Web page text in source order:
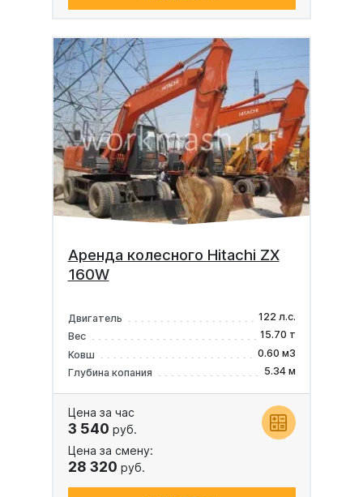
Аренда колесного Hitachi ZX
160W
Двигатель
122 л.с.
Вес
15.70 т
Ковш
0.60 м3
Глубина копания
5.34 м
Цена за час
3 540 руб.
Цена за смену:
28 320 руб.